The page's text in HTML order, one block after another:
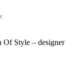
Of Style – designer